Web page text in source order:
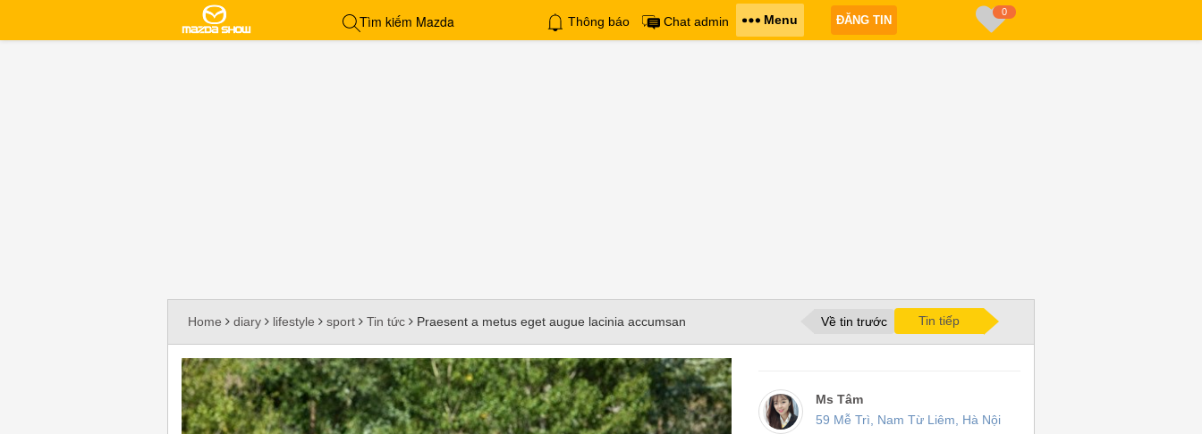
Thông báo Chat admin Menu
0
ĐĂNG TIN
Home diary lifestyle sport Tin tức Praesent a metus eget augue lacinia accumsan Về tin trước Tin tiếp
Ms Tâm
59 Mễ Trì, Nam Từ Liêm, Hà Nội